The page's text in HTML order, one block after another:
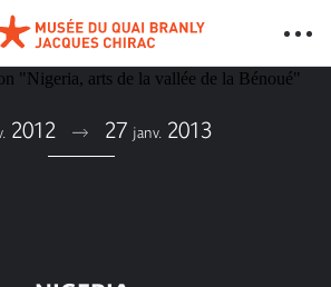
2012 27 janv. 2013